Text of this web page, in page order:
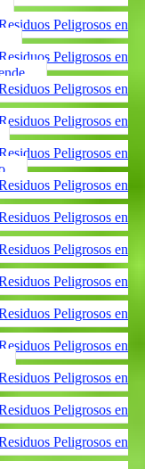
Peligrosos en
Peligrosos en
Peligrosos en
Peligrosos en
Peligrosos en
Peligrosos en
Peligrosos en
Peligrosos en
Peligrosos en
Peligrosos en
Peligrosos en
Peligrosos en
Peligrosos en
Peligrosos en